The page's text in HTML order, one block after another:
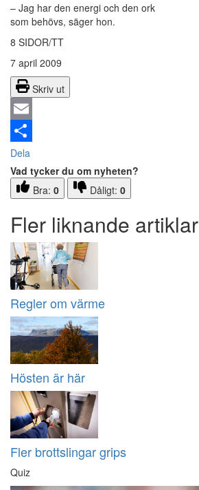
– Jag har den energi och den ork
som behövs, säger hon.
8 SIDOR/TT
7 april 2009
Skriv ut
Email
Dela
Vad tycker du om nyheten?
Bra: 0 Dåligt: 0
Fler liknande artiklar
Regler om värme
Hösten är här
Fler brottslingar grips
Quiz